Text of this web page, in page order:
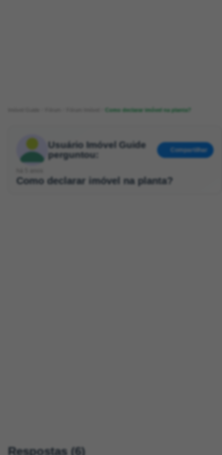
Como declarar imóvel na planta?
Usuário Imóvel Guide
perguntou:
Compartilhar
Como declarar imóvel na planta?
Respostas (6)